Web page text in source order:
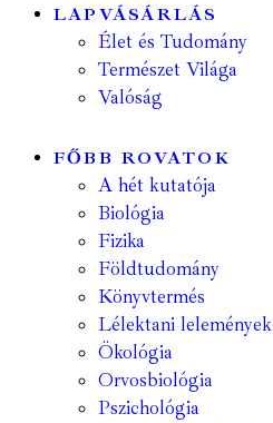
LAPVÁSÁRLÁS
Élet és Tudomány
Természet Világa
Valóság
FŐBB ROVATOK
A hét kutatója
Biológia
Fizika
Földtudomány
Könyvtermés
Lélektani lelemények
Ökológia
Orvosbiológia
Pszichológia